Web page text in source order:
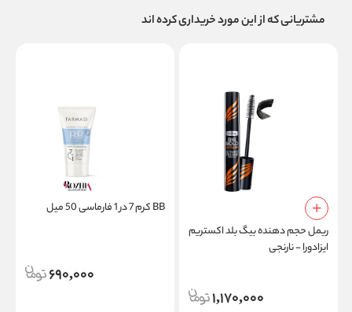
مشتریانی که از این مورد خریداری کرده اند
ریمل حجم دهنده بیگ بلد اکستریم
ایزادورا - نارنجی
1,170,000
BB کرم 7 در 1 فارماسی 50 میل
690,000